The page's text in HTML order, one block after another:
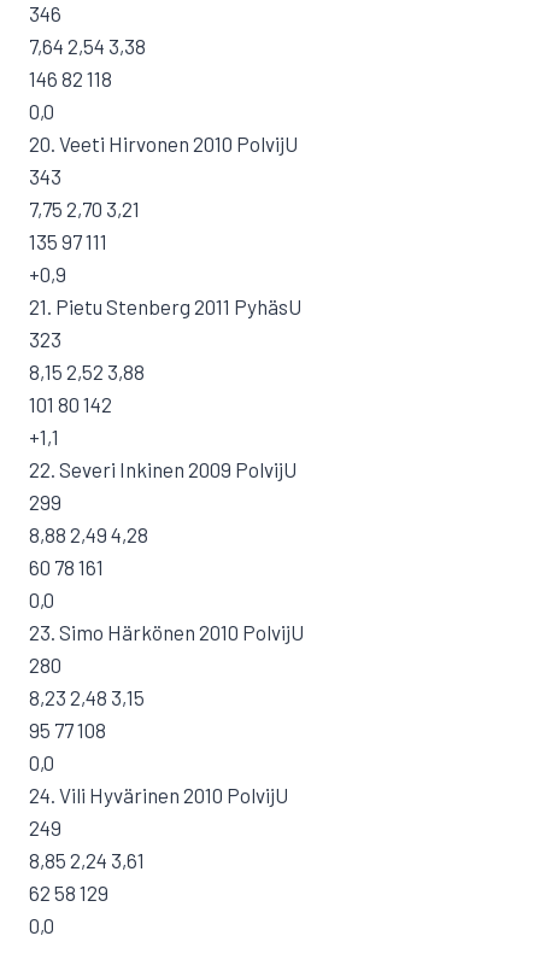
346
7,64 2,54 3,38
146 82 118
0,0
20. Veeti Hirvonen 2010 PolvijU
343
7,75 2,70 3,21
135 97 111
+0,9
21. Pietu Stenberg 2011 PyhäsU
323
8,15 2,52 3,88
101 80 142
+1,1
22. Severi Inkinen 2009 PolvijU
299
8,88 2,49 4,28
60 78 161
0,0
23. Simo Härkönen 2010 PolvijU
280
8,23 2,48 3,15
95 77 108
0,0
24. Vili Hyvärinen 2010 PolvijU
249
8,85 2,24 3,61
62 58 129
0,0